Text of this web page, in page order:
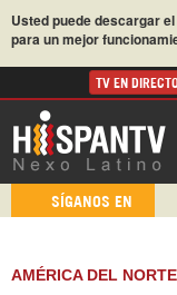
Usted puede descargar
para un mejor
TV EN
SÍGANOS EN
AMÉRICA DEL NORTE